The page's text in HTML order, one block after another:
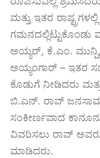
ಮತ್ತು ಇತರ
ಗಮನದಲ್ಲಿಟ್ಟುಕೊಂಡು
ಅಯ್ಯರ್, ಕೆ.ಎಂ.
ಅಯ್ಯಂಗಾರ್ – ಇತರ
ಕೊಡುಗೆ ನೀಡಿದರು
ಬಿ.ಎನ್. ರಾವ್
ಸಂಕೀರ್ಣವಾದ
ವಿವರಿಸಲು ರಾವ್
ಮಾಡಿದರು.